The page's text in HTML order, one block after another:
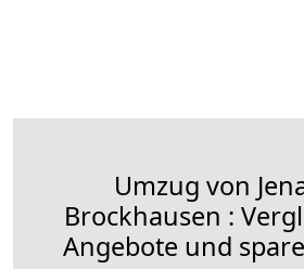
Umzug von
Brockhausen :
Angebote und